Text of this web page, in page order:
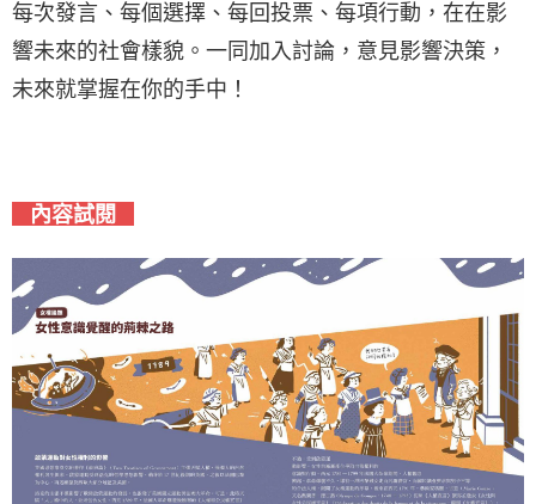
每次發言、每個選擇、每回投票、每項行動，在在影
響未來的社會樣貌。一同加入討論，意見影響決策，
未來就掌握在你的手中！
內容試閱